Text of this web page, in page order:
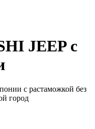
JEEP с
с растаможкой без
город